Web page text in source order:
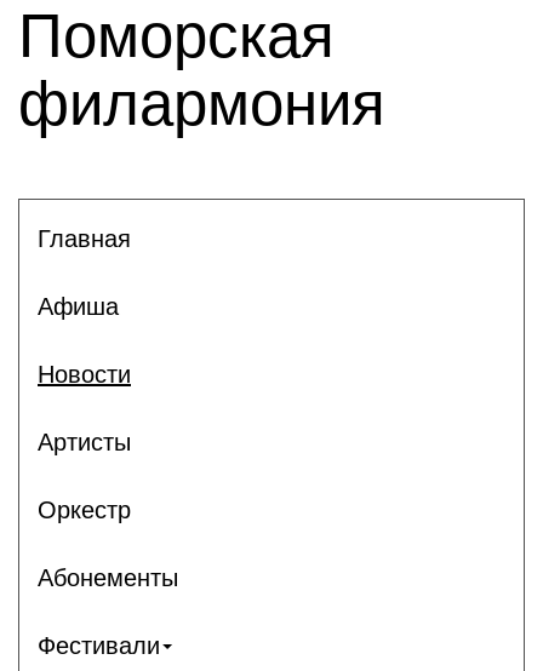
Поморская
филармония
Главная
Афиша
Новости
Артисты
Оркестр
Абонементы
Фестивали